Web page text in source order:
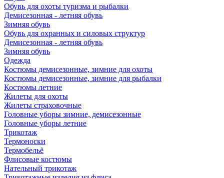
Обувь для охоты туризма и рыбалки
Демисезонная - летняя обувь
Зимняя обувь
Обувь для охранных и силовых структур
Демисезонная - летняя обувь
Зимняя обувь
Одежда
Костюмы демисезонные, зимние для охоты
Костюмы демисезонные, зимние для рыбалки
Костюмы летние
Жилеты для охоты
Жилеты страховочные
Головные уборы зимние, демисезонные
Головные уборы летние
Трикотаж
Термоноски
Термобельё
Флисовые костюмы
Нательный трикотаж